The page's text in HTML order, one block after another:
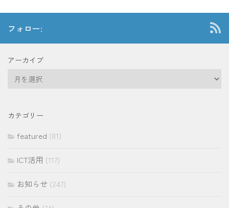
フォロー:
アーカイブ
イ
カテゴリー
featured (81)
ICT活用 (117)
お知らせ (247)